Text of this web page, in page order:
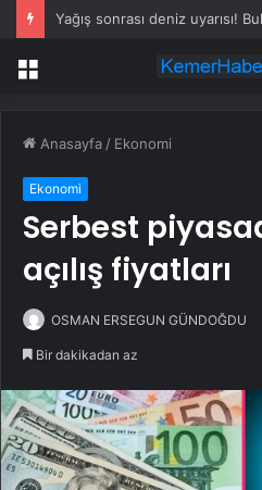
Menü
Anasayfa / Ekonomi
Ekonomi
Serbest
açılış fiyatları
OSMAN ERSEGUN GÜNDOĞDU
Bir dakikadan az